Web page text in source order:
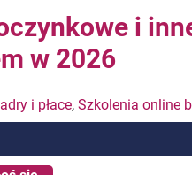
i
w 2026
i płace, Szkolenia online